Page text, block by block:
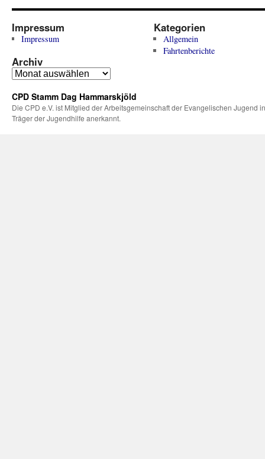
Impressum
Impressum
Archiv
Kategorien
Allgemein
Fahrtenberichte
CPD Stamm Dag Hammarskjöld
Die CPD e.V. ist Mitglied der Arbeitsgemeinschaft der Evangelischen Jugend
Träger der Jugendhilfe anerkannt.